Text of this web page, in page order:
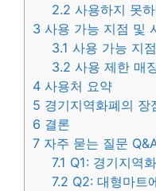
2.2 사용하지 못
3 사용 가능 지점 및
3.1 사용 가능 지
3.2 사용 제한 매
4 사용처 요약
5 경기지역화폐의 장
6 결론
7 자주 묻는 질문
7.1 Q1: 경기지역
7.2 Q2: 대형마트